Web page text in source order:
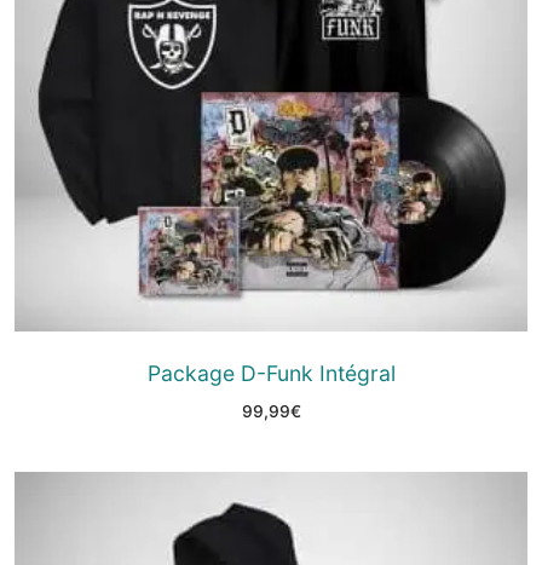
Package D-Funk Intégral
99,99€